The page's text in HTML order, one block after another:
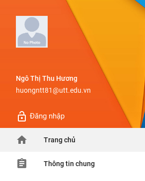
Ngô Thị Thu Hương
huongntt81@utt.edu.vn
lock_open Đăng nhập
home Trang chủ
assignment Thông tin chung